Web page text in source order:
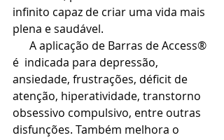
infinito capaz de criar uma vida mais
plena e saudável.
A aplicação de Barras de Access®
é  indicada para depressão,
ansiedade, frustrações, déficit de
atenção, hiperatividade, transtorno
obsessivo compulsivo, entre outras
disfunções. Também melhora o